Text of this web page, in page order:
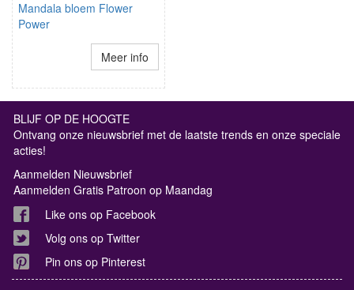
Mandala bloem Flower
Power
Meer info
BLIJF OP DE HOOGTE
Ontvang onze nieuwsbrief met de laatste trends en onze speciale
acties!
Aanmelden Nieuwsbrief
Aanmelden Gratis Patroon op Maandag
Like ons op Facebook
Volg ons op Twitter
Pin ons op Pinterest